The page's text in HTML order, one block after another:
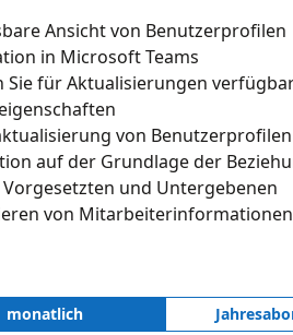
Ansicht von Benutzerprofilen
in Microsoft Teams
Sie für Aktualisierungen
von Benutzerprofilen
auf der Grundlage der
und Untergebenen
von
monatlich